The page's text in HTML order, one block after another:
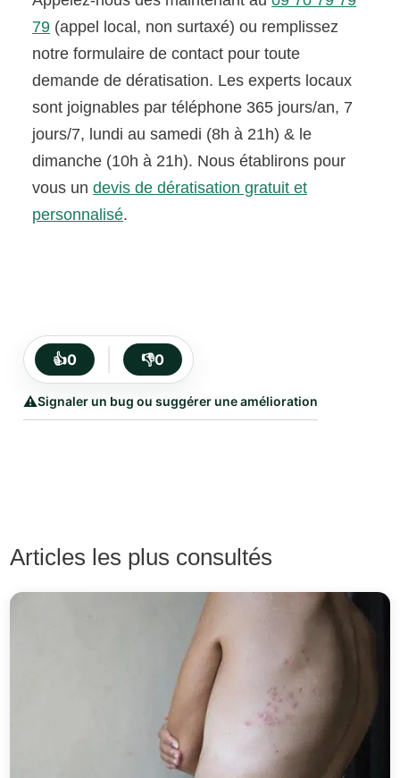
79 (appel local, non surtaxé) ou remplissez
notre formulaire de contact pour toute
demande de dératisation. Les experts locaux
sont joignables par téléphone 365 jours/an, 7
jours/7, lundi au samedi (8h à 21h) & le
dimanche (10h à 21h). Nous établirons pour
vous undevis de dératisation gratuit et
personnalisé.
👍0 👎0
⚠️Signaler un bug ou suggérer une amélioration
Articles les plus consultés